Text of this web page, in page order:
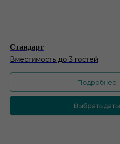
Стандарт
Вместимость до 3 гостей
Подробнее
Выбрать даты